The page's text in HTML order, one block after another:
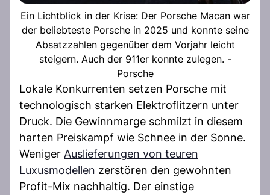
Ein Lichtblick in der Krise: Der Porsche Macan war
der beliebteste Porsche in 2025 und konnte seine
Absatzzahlen gegenüber dem Vorjahr leicht
steigern. Auch der 911er konnte zulegen. -
Porsche
Lokale Konkurrenten setzen Porsche mit
technologisch starken Elektroflitzern unter
Druck. Die Gewinnmarge schmilzt in diesem
harten Preiskampf wie Schnee in der Sonne.
Weniger Auslieferungen von teuren
Luxusmodellen zerstören den gewohnten
Profit-Mix nachhaltig. Der einstige